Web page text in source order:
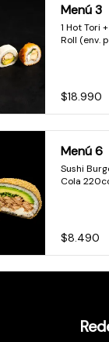
Menú 3
1 Hot Tori
Roll (env.
$18.990
Menú 6
Sushi
Cola
$8.490